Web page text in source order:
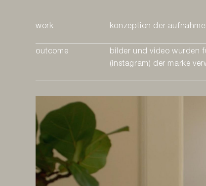
work konzeption der
outcome
bilder und video wurden
(instagram) der marke